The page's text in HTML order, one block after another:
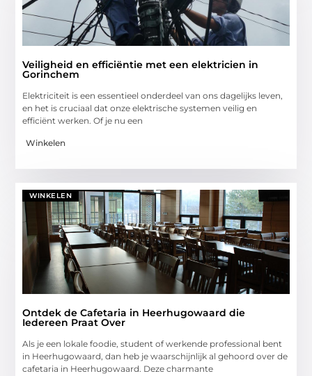
Veiligheid en efficiëntie met een elektricien in
Gorinchem
Elektriciteit is een essentieel onderdeel van ons dagelijks leven,
en het is cruciaal dat onze elektrische systemen veilig en
efficiënt werken. Of je nu een
Winkelen
WINKELEN
Ontdek de Cafetaria in Heerhugowaard die
Iedereen Praat Over
Als je een lokale foodie, student of werkende professional bent
in Heerhugowaard, dan heb je waarschijnlijk al gehoord over de
cafetaria in Heerhugowaard. Deze charmante